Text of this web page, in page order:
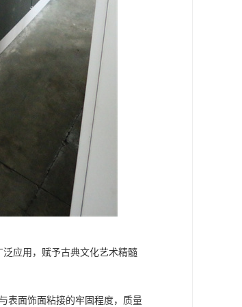
应用，赋予古典文化艺术精髓
表面饰面粘接的牢固程度，质量